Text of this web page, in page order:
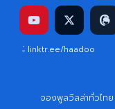
linktr.ee/haadoo
จองพูลวิลล่าทั่วไท